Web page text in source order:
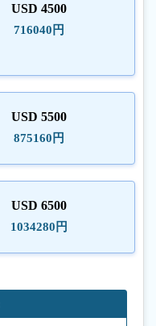
USD 4500
716040円
USD 5500
875160円
USD 6500
1034280円